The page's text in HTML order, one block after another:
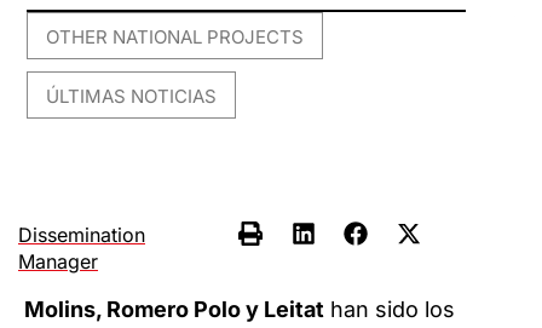
OTHER NATIONAL PROJECTS
ÚLTIMAS NOTICIAS
Dissemination
Manager
Molins, Romero Polo y Leitat han sido los